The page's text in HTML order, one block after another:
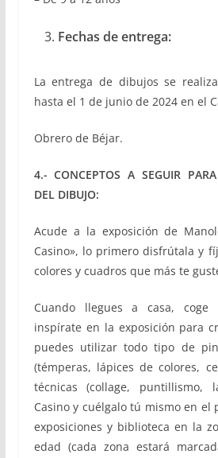
Fechas de entrega:
La entrega de dibujos se
hasta el 1 de junio de 2024 en el
Obrero de Béjar.
4.- CONCEPTOS A SEGUIR
DEL DIBUJO:
Acude a la exposición de
Casino», lo primero disfrútala y
colores y cuadros que más te
Cuando llegues a casa,
inspírate en la exposición para
puedes utilizar todo tipo de
(témperas, lápices de colores,
técnicas (collage,
Casino y cuélgalo tú mismo en el
exposiciones y biblioteca en la
edad (cada zona estará